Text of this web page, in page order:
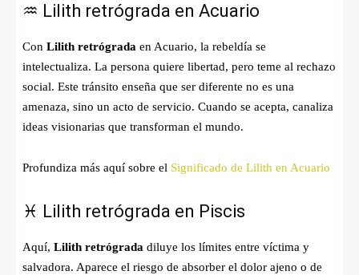
♒ Lilith retrógrada en Acuario
Con Lilith retrógrada en Acuario, la rebeldía se
intelectualiza. La persona quiere libertad, pero teme al rechazo
social. Este tránsito enseña que ser diferente no es una
amenaza, sino un acto de servicio. Cuando se acepta, canaliza
ideas visionarias que transforman el mundo.
Profundiza más aquí sobre el Significado de Lilith en Acuario
♓ Lilith retrógrada en Piscis
Aquí, Lilith retrógrada diluye los límites entre víctima y
salvadora. Aparece el riesgo de absorber el dolor ajeno o de